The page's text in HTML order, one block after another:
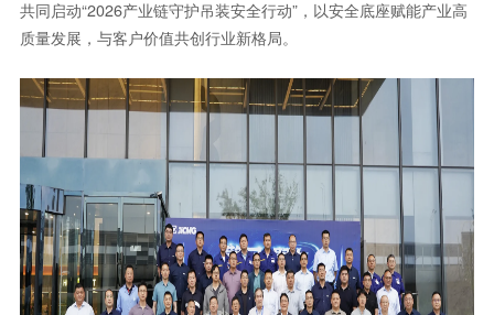
共同启动“2026产业链守护吊装安全行动”，以安全底座赋能产业高
质量发展，与客户价值共创行业新格局。